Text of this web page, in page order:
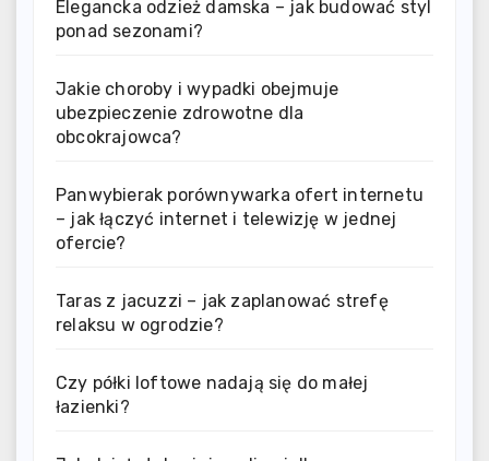
Elegancka odzież damska – jak budować styl
ponad sezonami?
Jakie choroby i wypadki obejmuje
ubezpieczenie zdrowotne dla
obcokrajowca?
Panwybierak porównywarka ofert internetu
– jak łączyć internet i telewizję w jednej
ofercie?
Taras z jacuzzi – jak zaplanować strefę
relaksu w ogrodzie?
Czy półki loftowe nadają się do małej
łazienki?